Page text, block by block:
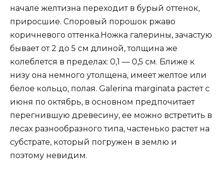
начале желтизна переходит в бурый оттенок,
приросшие. Споровый порошок ржаво
коричневого оттенка.Ножка галерины, зачастую
бывает от 2 до 5 см длиной, толщина же
колеблется в пределах: 0,1 — 0,5 см. Ближе к
низу она немного утолщена, имеет желтое или
белое кольцо, полая. Galerina marginata растет с
июня по октябрь, в основном предпочитает
перегнившую древесину, ее можно встретить в
лесах разнообразного типа, частенько растет на
субстрате, который погружен в землю и
поэтому невидим.